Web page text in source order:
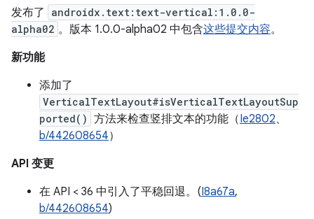
发布了
androidx.text:text-vertical:1.0.0-
alpha02 。版本 1.0.0-alpha02 中包含这些提交内容。
新功能
添加了
VerticalTextLayout#isVerticalTextLayoutSup
ported() 方法来检查竖排文本的功能（Ie2802、
b/442608654）
API 变更
在 API < 36 中引入了平稳回退。(I8a67a,
b/442608654)